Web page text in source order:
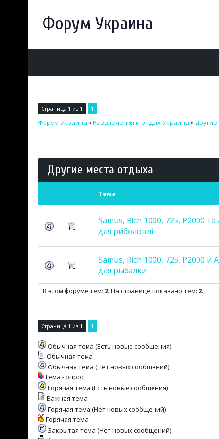
Форум Украина
Страница 1 из 1 1
Форум Украина »Развлечения и отдых Украина »
Другие места отдыха
Тема
Samus, Rich 1000, 725, P2000
для риболовлі
Samus, Rich 1000, 725, P2000 и
для рыбалки
В этом форуме тем: 2. На странице показано тем: 2.
Страница 1 из 1 1
Обычная тема (Есть новые сообщения)
Обычная тема
Обычная тема (Нет новых сообщений)
Тема - опрос
Горячая тема (Есть новые сообщения)
Важная тема
Горячая тема (Нет новых сообщений)
Горячая тема
Закрытая тема (Нет новых сообщений)